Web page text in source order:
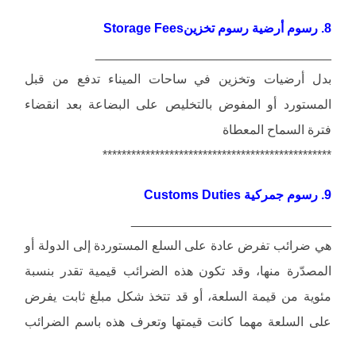
8. رسوم أرضية رسوم تخزينStorage Fees
بدل أرضيات وتخزين في ساحات الميناء تدفع من قبل
المستورد أو المفوض بالتخليص على البضاعة بعد انقضاء
فترة السماح المعطاة
************************************************
9. رسوم جمركية Customs Duties
هي ضرائب تفرض عادة على السلع المستوردة إلى الدولة أو
المصدّرة منها، وقد تكون هذه الضرائب قيمية تقدر بنسبة
مئوية من قيمة السلعة، أو قد تتخذ شكل مبلغ ثابت يفرض
على السلعة مهما كانت قيمتها وتعرف هذه باسم الضرائب